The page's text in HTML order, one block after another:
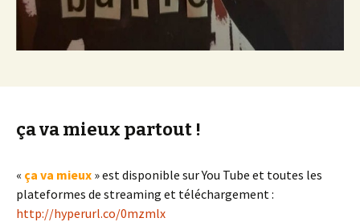
ça va mieux partout !
« ça va mieux » est disponible sur You Tube et toutes les
plateformes de streaming et téléchargement :
http://hyperurl.co/0mzmlx